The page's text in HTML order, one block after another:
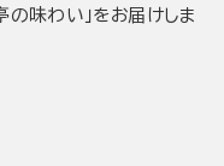
の味わい」をお届けしま